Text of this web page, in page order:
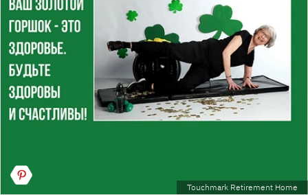
Touchmark Retirement Home